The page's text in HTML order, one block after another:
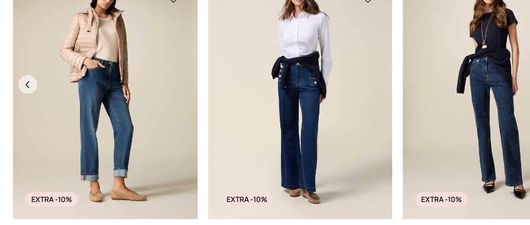
EXTRA -10% EXTRA -10% EXTRA -10%
Previous